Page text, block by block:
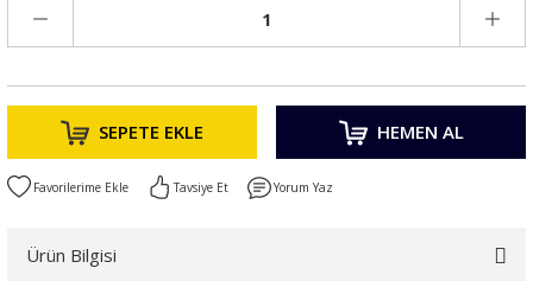
SEPETE EKLE HEMEN AL
Tavsiye Et Yorum Yaz
Ürün Bilgisi